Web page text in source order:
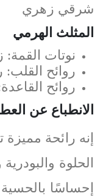
شرقي زهري
المثلث الهرمي
نوتات القمة:
روائح القلب:
روائح
الانطباع عن
إنه رائحة
الحلوة
إحساسًا